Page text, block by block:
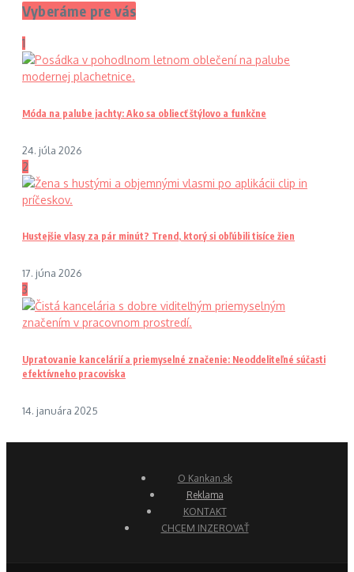
Vyberáme pre vás
1
Móda na palube jachty: Ako sa obliecť štýlovo a funkčne
24. júla 2026
2
Hustejšie vlasy za pár minút? Trend, ktorý si obľúbili tisíce žien
17. júna 2026
3
Upratovanie kancelárií a priemyselné značenie: Neoddeliteľné súčasti
efektívneho pracoviska
14. januára 2025
O Kankan.sk
Reklama
KONTAKT
CHCEM INZEROVAŤ